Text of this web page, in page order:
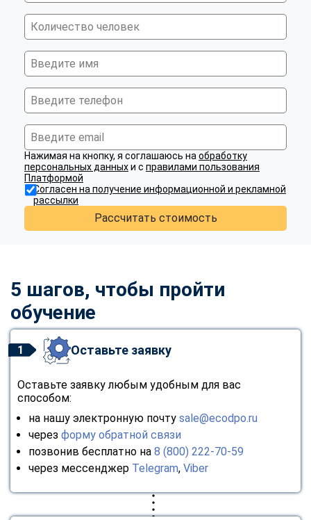
Нажимая на кнопку, я соглашаюсь на обработку
персональных данныхи с правилами пользования
Платформой
Согласен на получение информационной и рекламной
рассылки
Рассчитать стоимость
5 шагов, чтобы пройти
обучение
1 Оставьте заявку
Оставьте заявку любым удобным для вас
способом:
на нашу электронную почту sale@ecodpo.ru
через форму обратной связи
позвонив бесплатно на 8 (800) 222-70-59
через мессенджер Telegram, Viber